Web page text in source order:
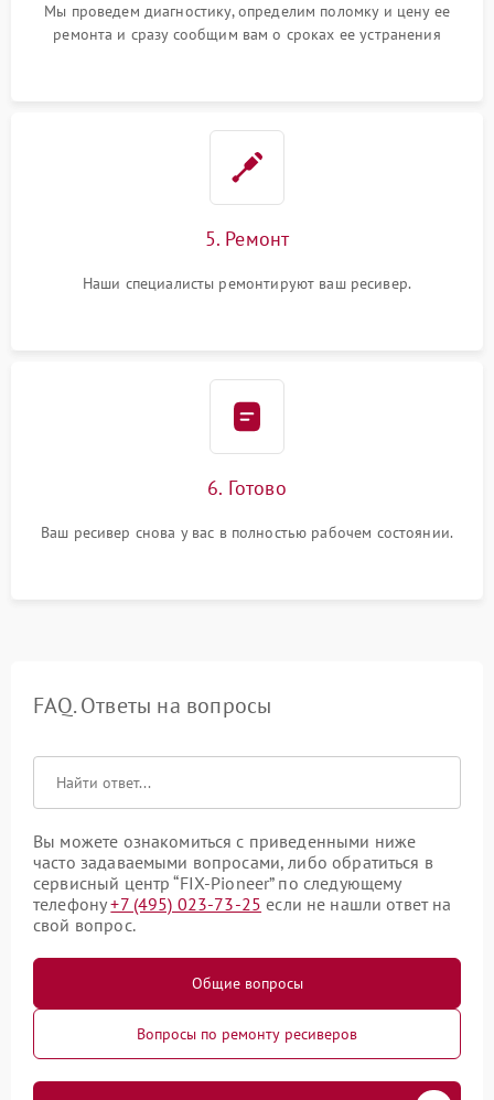
Мы проведем диагностику, определим поломку и цену ее
ремонта и сразу сообщим вам о сроках ее устранения
5. Ремонт
Наши специалисты ремонтируют ваш ресивер.
6. Готово
Ваш ресивер снова у вас в полностью рабочем состоянии.
FAQ. Ответы на вопросы
Вы можете ознакомиться с приведенными ниже
часто задаваемыми вопросами, либо обратиться в
сервисный центр “FIX-Pioneer” по следующему
телефону+7 (495) 023-73-25 если не нашли ответ на
свой вопрос.
Общие вопросы
Вопросы по ремонту ресиверов